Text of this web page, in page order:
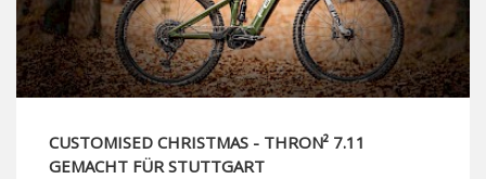
CUSTOMISED CHRISTMAS - THRON² 7.11
GEMACHT FÜR STUTTGART